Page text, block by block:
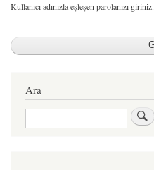
Kullanıcı adınızla eşleşen parolanızı giriniz.
Ara
Ara